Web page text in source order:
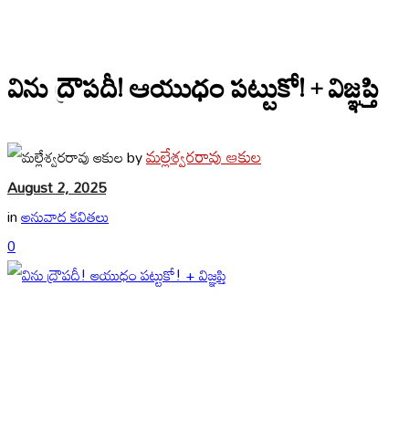
విను ద్రౌపదీ! ఆయుధం పట్టుకో! + విజ్ఞప్తి
byమల్లేశ్వరరావు ఆకుల
August 2, 2025
inఅనువాద కవితలు
0